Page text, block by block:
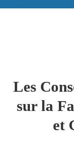
Les
sur la
et